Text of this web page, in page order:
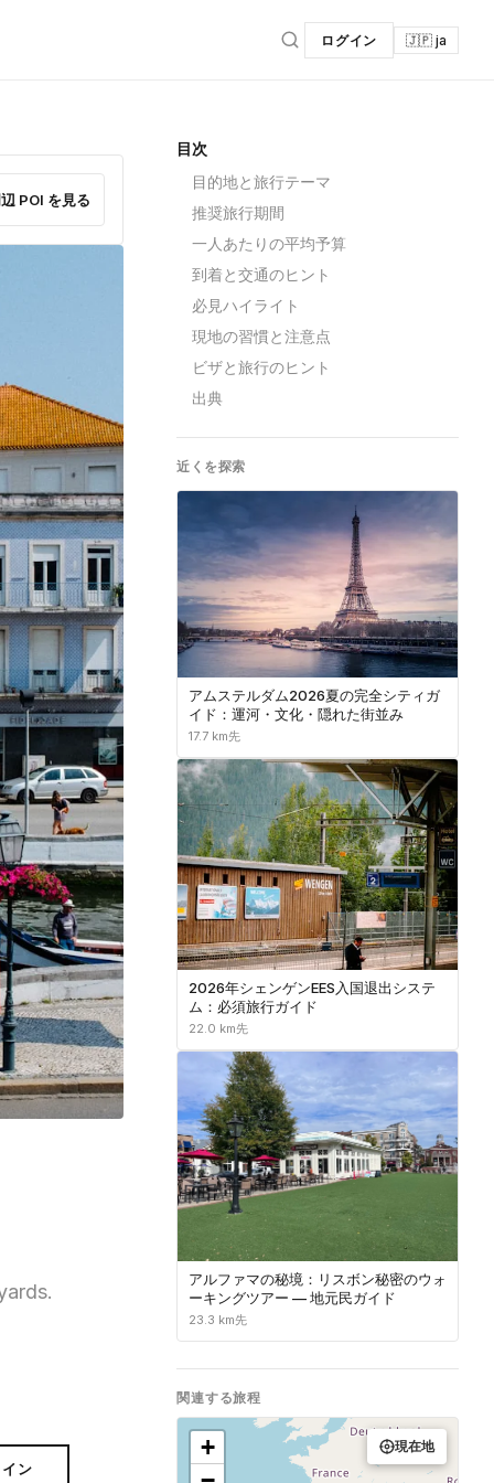
ログイン 🇯🇵 ja
POI を見る
ン
目次
目的地と旅行テーマ
推奨旅行期間
一人あたりの平均予算
到着と交通のヒント
必見ハイライト
現地の習慣と注意点
ビザと旅行のヒント
出典
近くを探索
アムステルダム2026夏の完全シティガ
イド：運河・文化・隠れた街並み
17.7 km先
2026年シェンゲンEES入国退出システ
ム：必須旅行ガイド
22.0 km先
アルファマの秘境：リスボン秘密のウォ
ーキングツアー — 地元民ガイド
23.3 km先
関連する旅程
+
現在地